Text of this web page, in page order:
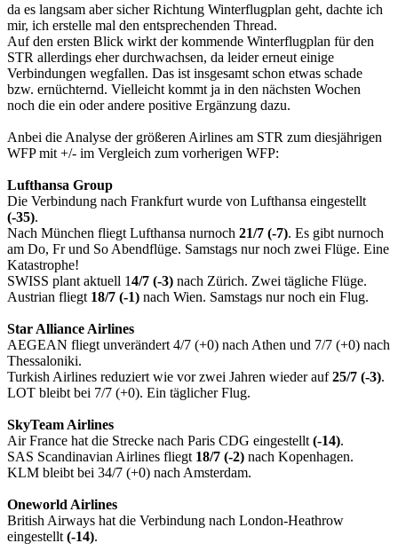
da es langsam aber sicher Richtung Winterflugplan geht, dachte ich
mir, ich erstelle mal den entsprechenden Thread.
Auf den ersten Blick wirkt der kommende Winterflugplan für den
STR allerdings eher durchwachsen, da leider erneut einige
Verbindungen wegfallen. Das ist insgesamt schon etwas schade
bzw. ernüchternd. Vielleicht kommt ja in den nächsten Wochen
noch die ein oder andere positive Ergänzung dazu.
Anbei die Analyse der größeren Airlines am STR zum diesjährigen
WFP mit +/- im Vergleich zum vorherigen WFP:
Lufthansa Group
Die Verbindung nach Frankfurt wurde von Lufthansa eingestellt
(-35).
Nach München fliegt Lufthansa nurnoch 21/7 (-7). Es gibt nurnoch
am Do, Fr und So Abendflüge. Samstags nur noch zwei Flüge. Eine
Katastrophe!
SWISS plant aktuell 14/7 (-3) nach Zürich. Zwei tägliche Flüge.
Austrian fliegt 18/7 (-1) nach Wien. Samstags nur noch ein Flug.
Star Alliance Airlines
AEGEAN fliegt unverändert 4/7 (+0) nach Athen und 7/7 (+0) nach
Thessaloniki.
Turkish Airlines reduziert wie vor zwei Jahren wieder auf25/7 (-3).
LOT bleibt bei 7/7 (+0). Ein täglicher Flug.
SkyTeam Airlines
Air France hat die Strecke nach Paris CDG eingestellt (-14).
SAS Scandinavian Airlines fliegt 18/7 (-2) nach Kopenhagen.
KLM bleibt bei 34/7 (+0) nach Amsterdam.
Oneworld Airlines
British Airways hat die Verbindung nach London-Heathrow
eingestellt (-14).